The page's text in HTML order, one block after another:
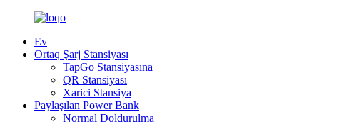
Ev
Ortaq Şarj Stansiyası
TapGo Stansiyasına
QR Stansiyası
Xarici Stansiya
Paylaşılan Power Bank
Normal Doldurulma